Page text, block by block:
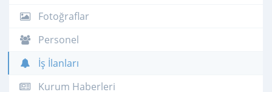
Fotoğraflar
Personel
İş İlanları
Kurum Haberleri